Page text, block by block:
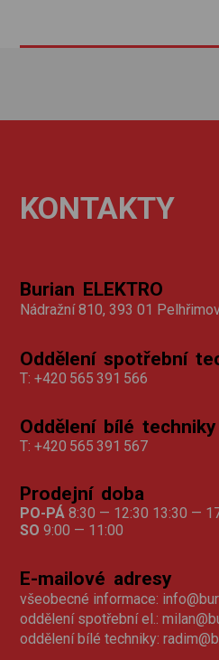
KONTAKTY
Burian ELEKTRO
Nádražní 810, 393 01
Oddělení spotřební
T: +420 565 391 566
Oddělení bílé techniky
T: +420 565 391 567
Prodejní doba
PO-PÁ 8:30 — 12:30 13:30 —
SO 9:00 — 11:00
E-mailové adresy
všeobecné informace:
oddělení spotřební el.:
oddělení bílé techniky: